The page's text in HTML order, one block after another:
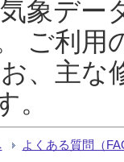
象デー
ご利用
、主な
。
よくある質問（